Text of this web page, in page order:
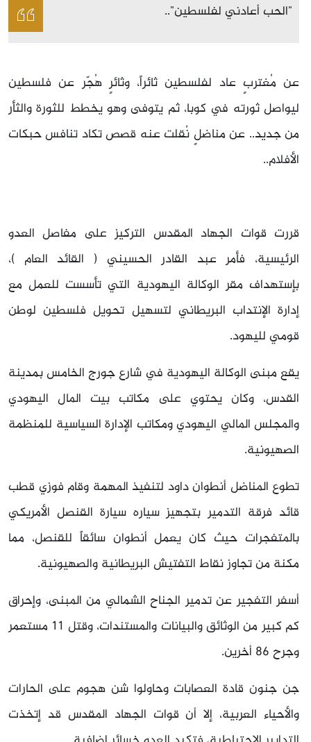
"الحب أعادني لفلسطين"..
عن مُغتربٍ عاد لفلسطين ثائراً، وثائرٍ هُجّر عن فلسطين
ليواصل ثورته في كوبا، ثم يتوفى وهو يخطط للثورة والثأر
من جديد.. عن مناضلٍ نُقلت عنه قصص تكاد تنافس حبكات
الأفلام..
قررت قوات الجهاد المقدس التركيز على مفاصل العدو
الرئيسية، فأمر عبد القادر الحسيني ( القائد العام )،
بإستهداف مقر الوكالة اليهودية التي تأسست للعمل مع
إدارة الإنتداب البريطاني لتسهيل تحويل فلسطين لوطن
قومي لليهود.
يقع مبنى الوكالة اليهودية في شارع جورج الخامس بمدينة
القدس، وكان يحتوي على مكاتب بيت المال اليهودي
والمجلس المالي اليهودي ومكاتب الإدارة السياسية للمنظمة
الصهيونية.
تطوع المناضل أنطوان داود لتنفيذ المهمة وقام فوزي قطب
قائد فرقة التدمير بتجهيز سياره سيارة القنصل الأمريكي
بالمتفجرات حيث كان يعمل أنطوان سائقاً للقنصل، مما
مكنة من تجاوز نقاط التفتيش البريطانية والصهيونية.
أسفر التفجير عن تدمير الجناح الشمالي من المبنى، وإحراق
كم كبير من الوثائق والبيانات والمستندات، وقتل 11 مستعمر
وجرح 86 أخرين.
جن جنون قادة العصابات وحاولوا شن هجوم على الحارات
والأحياء العربية، إلا أن قوات الجهاد المقدس قد إتخذت